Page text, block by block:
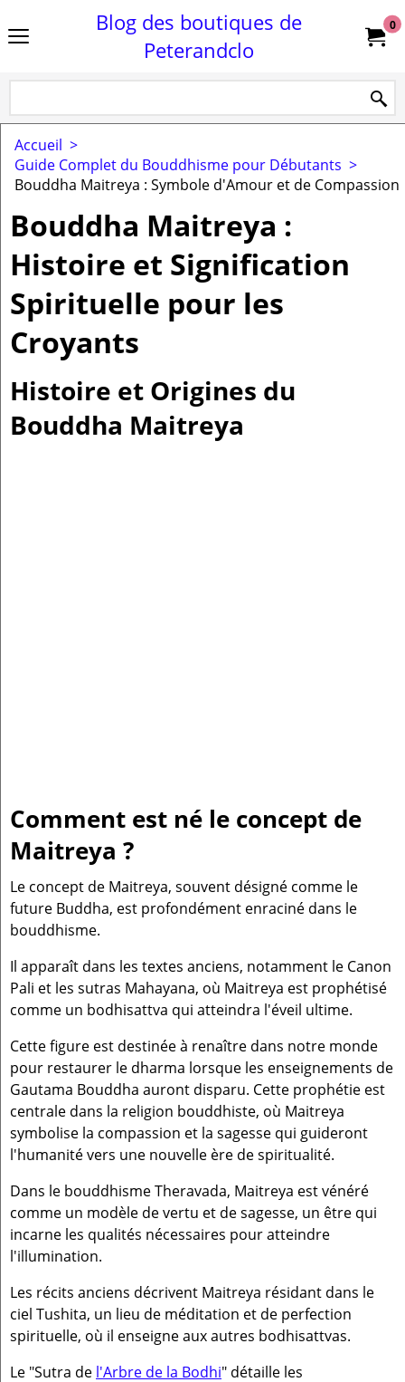
Blog des boutiques de
Peterandclo
0
Accueil >
Guide Complet du Bouddhisme pour Débutants >
Bouddha Maitreya : Symbole d'Amour et de Compassion
Bouddha Maitreya :
Histoire et Signification
Spirituelle pour les
Croyants
Histoire et Origines du
Bouddha Maitreya
Comment est né le concept de
Maitreya ?
Le concept de Maitreya, souvent désigné comme le
future Buddha, est profondément enraciné dans le
bouddhisme.
Il apparaît dans les textes anciens, notamment le Canon
Pali et les sutras Mahayana, où Maitreya est prophétisé
comme un bodhisattva qui atteindra l'éveil ultime.
Cette figure est destinée à renaître dans notre monde
pour restaurer le dharma lorsque les enseignements de
Gautama Bouddha auront disparu. Cette prophétie est
centrale dans la religion bouddhiste, où Maitreya
symbolise la compassion et la sagesse qui guideront
l'humanité vers une nouvelle ère de spiritualité.
Dans le bouddhisme Theravada, Maitreya est vénéré
comme un modèle de vertu et de sagesse, un être qui
incarne les qualités nécessaires pour atteindre
l'illumination.
Les récits anciens décrivent Maitreya résidant dans le
ciel Tushita, un lieu de méditation et de perfection
spirituelle, où il enseigne aux autres bodhisattvas.
Le "Sutra de l'Arbre de la Bodhi" détaille les